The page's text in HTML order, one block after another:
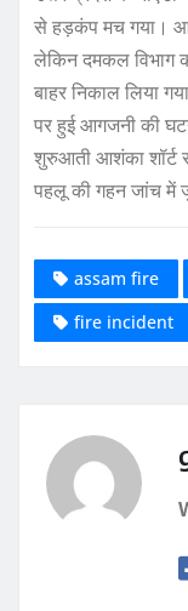
से हड़कंप मच गया।
लेकिन दमकल विभाग
बाहर निकाल लिया
पर हुई आगजनी की
शुरुआती आशंका शॉर्ट
पहलू की गहन जांच में
assam fire
fire incident